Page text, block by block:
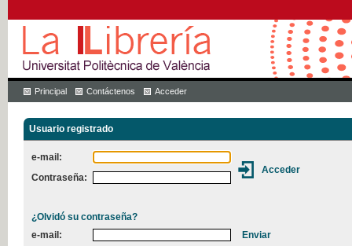
Principal Contáctenos Acceder
Usuario registrado
e-mail:
Contraseña:
¿Olvidó su contraseña?
e-mail: